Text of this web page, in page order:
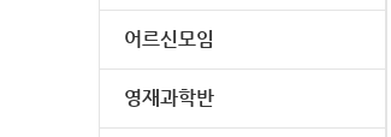
어르신모임
영재과학반